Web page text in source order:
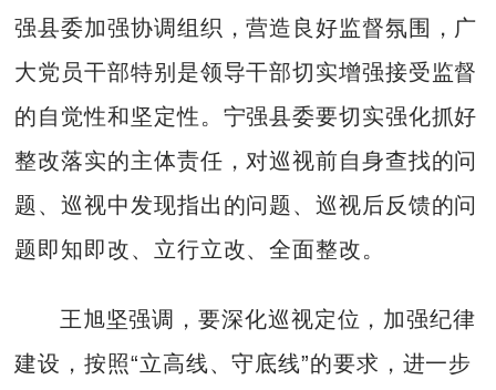
强县委加强协调组织，营造良好监督氛围，广
大党员干部特别是领导干部切实增强接受监督
的自觉性和坚定性。宁强县委要切实强化抓好
整改落实的主体责任，对巡视前自身查找的问
题、巡视中发现指出的问题、巡视后反馈的问
题即知即改、立行立改、全面整改。
王旭坚强调，要深化巡视定位，加强纪律
建设，按照“立高线、守底线”的要求，进一步